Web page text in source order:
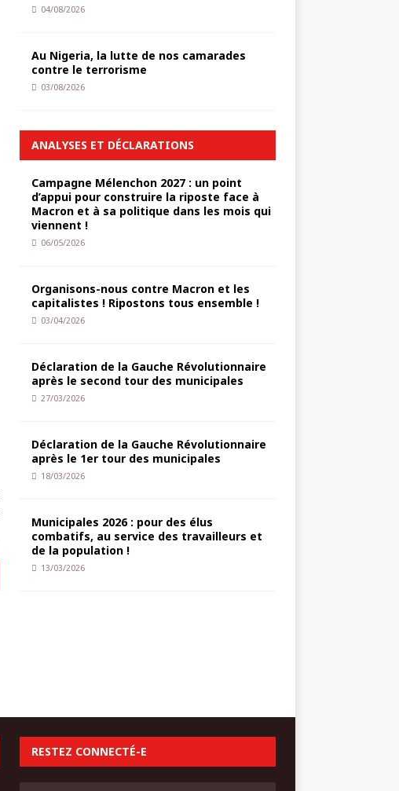
04/08/2026
Au Nigeria, la lutte de nos camarades
contre le terrorisme
03/08/2026
ANALYSES ET DÉCLARATIONS
Campagne Mélenchon 2027 : un point
d’appui pour construire la riposte face à
Macron et à sa politique dans les mois qui
viennent !
06/05/2026
Organisons-nous contre Macron et les
capitalistes ! Ripostons tous ensemble !
03/04/2026
Déclaration de la Gauche Révolutionnaire
après le second tour des municipales
27/03/2026
Déclaration de la Gauche Révolutionnaire
après le 1er tour des municipales
18/03/2026
Municipales 2026 : pour des élus
combatifs, au service des travailleurs et
de la population !
13/03/2026
RESTEZ CONNECTÉ-E